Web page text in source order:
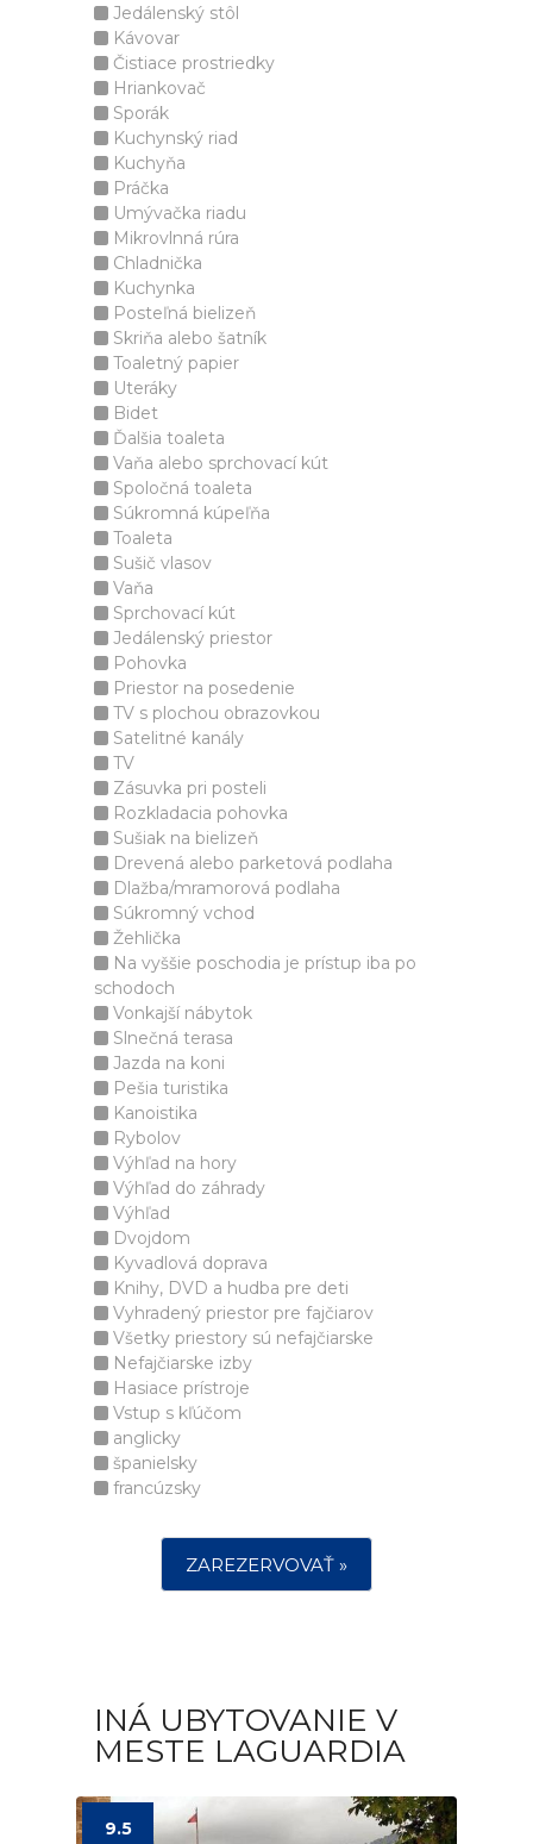
Jedálenský stôl
Kávovar
Čistiace prostriedky
Hriankovač
Sporák
Kuchynský riad
Kuchyňa
Práčka
Umývačka riadu
Mikrovlnná rúra
Chladnička
Kuchynka
Posteľná bielizeň
Skriňa alebo šatník
Toaletný papier
Uteráky
Bidet
Ďalšia toaleta
Vaňa alebo sprchovací kút
Spoločná toaleta
Súkromná kúpeľňa
Toaleta
Sušič vlasov
Vaňa
Sprchovací kút
Jedálenský priestor
Pohovka
Priestor na posedenie
TV s plochou obrazovkou
Satelitné kanály
TV
Zásuvka pri posteli
Rozkladacia pohovka
Sušiak na bielizeň
Drevená alebo parketová podlaha
Dlažba/mramorová podlaha
Súkromný vchod
Žehlička
Na vyššie poschodia je prístup iba po
schodoch
Vonkajší nábytok
Slnečná terasa
Jazda na koni
Pešia turistika
Kanoistika
Rybolov
Výhľad na hory
Výhľad do záhrady
Výhľad
Dvojdom
Kyvadlová doprava
Knihy, DVD a hudba pre deti
Vyhradený priestor pre fajčiarov
Všetky priestory sú nefajčiarske
Nefajčiarske izby
Hasiace prístroje
Vstup s kľúčom
anglicky
španielsky
francúzsky
ZAREZERVOVAŤ »
INÁ UBYTOVANIE V
MESTE LAGUARDIA
9.5